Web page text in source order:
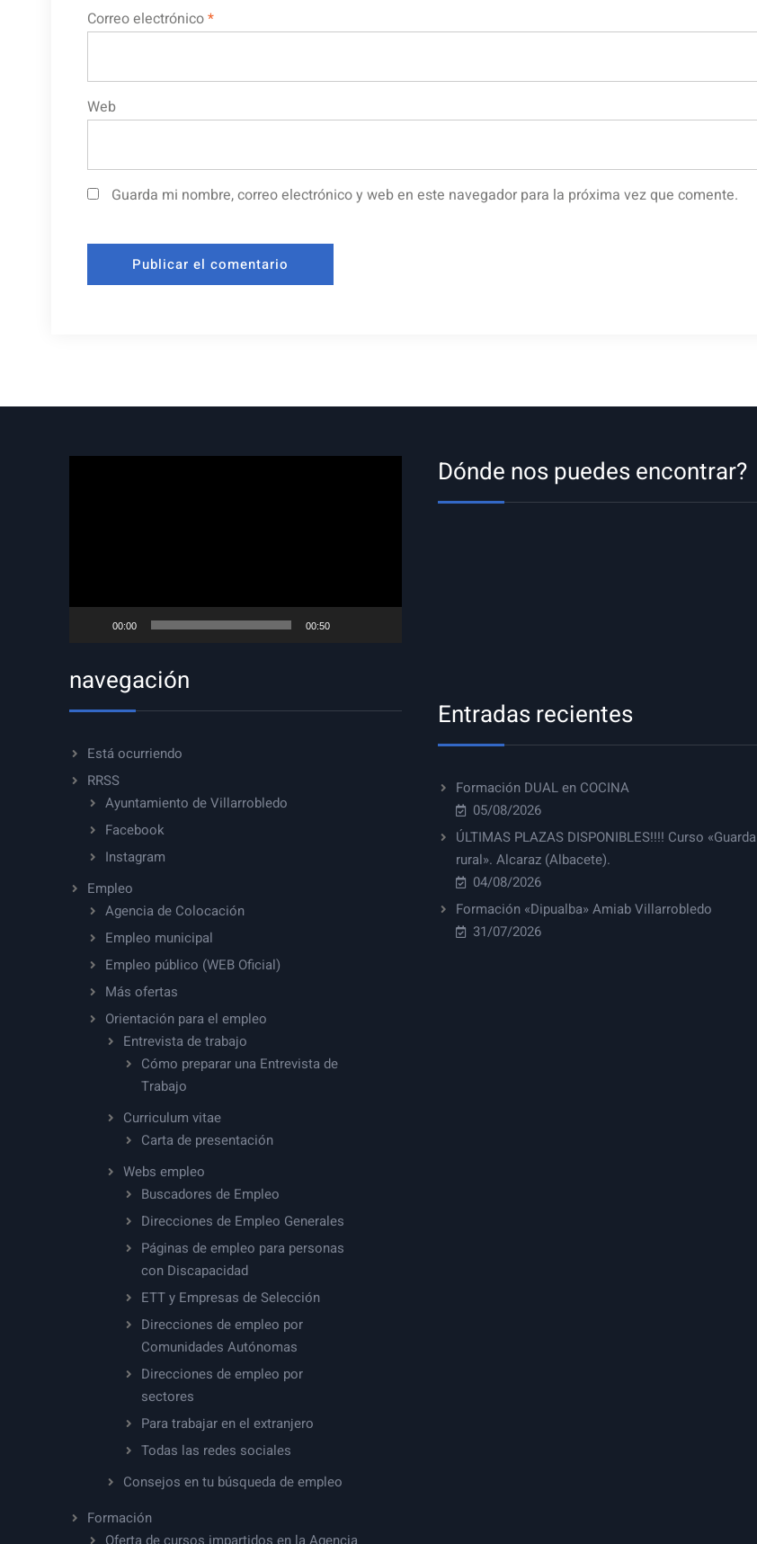
Correo electrónico*
Web
Guarda mi nombre, correo electrónico y web en este navegador para la próxima vez que comente.
00:00 00:50
navegación
Está ocurriendo
RRSS
Ayuntamiento de Villarrobledo
Facebook
Instagram
Empleo
Agencia de Colocación
Empleo municipal
Empleo público (WEB Oficial)
Más ofertas
Orientación para el empleo
Entrevista de trabajo
Cómo preparar una Entrevista de
Trabajo
Curriculum vitae
Carta de presentación
Webs empleo
Buscadores de Empleo
Direcciones de Empleo Generales
Páginas de empleo para personas
con Discapacidad
ETT y Empresas de Selección
Direcciones de empleo por
Comunidades Autónomas
Direcciones de empleo por
sectores
Para trabajar en el extranjero
Todas las redes sociales
Consejos en tu búsqueda de empleo
Formación
Dónde nos puedes encontrar?
Entradas recientes
Formación DUAL en COCINA
05/08/2026
ÚLTIMAS PLAZAS DISPONIBLES!!!! Curso «Guarda
rural». Alcaraz (Albacete).
04/08/2026
Formación «Dipualba» Amiab Villarrobledo
31/07/2026